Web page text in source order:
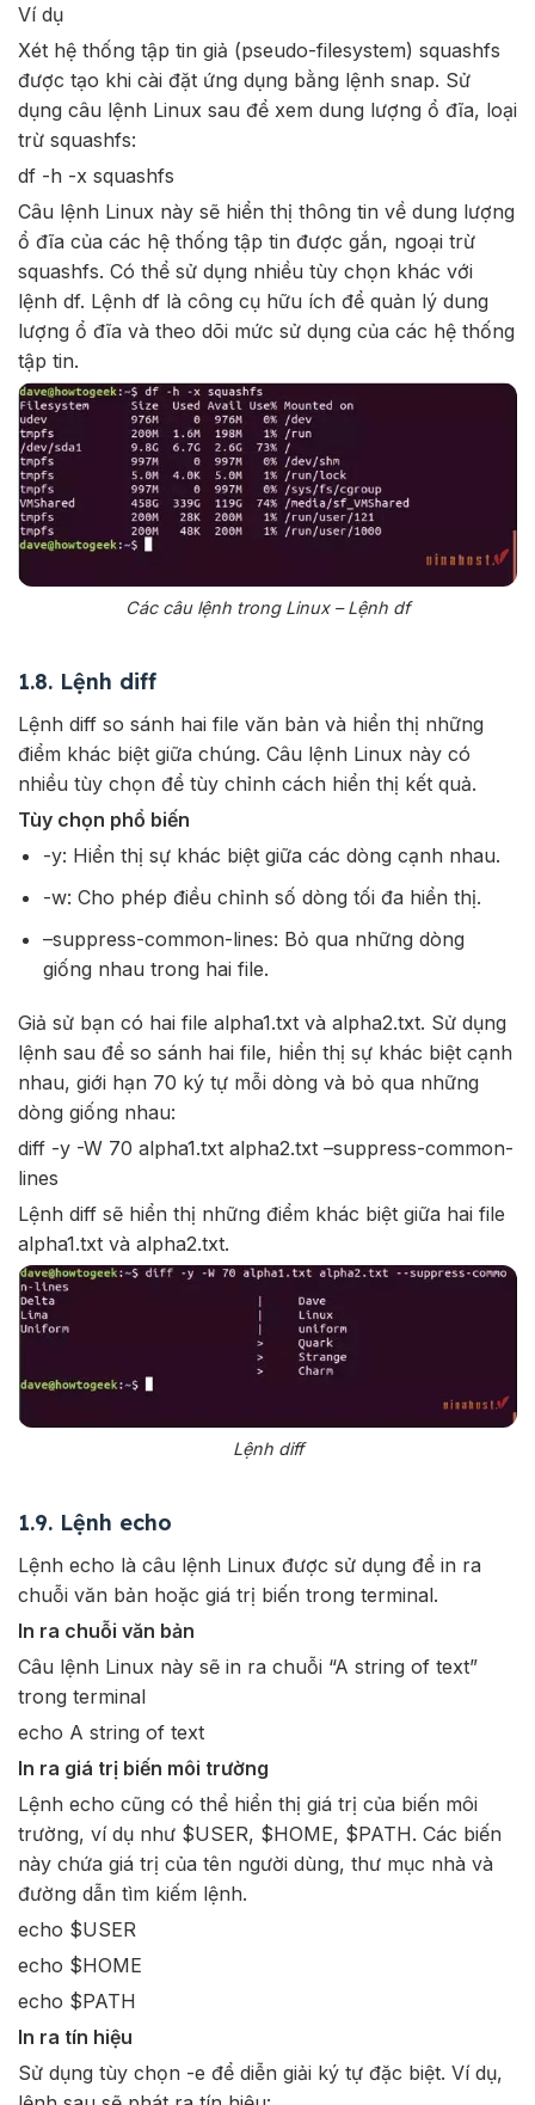
Ví dụ
Xét hệ thống tập tin giả (pseudo-filesystem) squashfs
được tạo khi cài đặt ứng dụng bằng lệnh snap. Sử
dụng câu lệnh Linux sau để xem dung lượng ổ đĩa, loại
trừ squashfs:
df -h -x squashfs
Câu lệnh Linux này sẽ hiển thị thông tin về dung lượng
ổ đĩa của các hệ thống tập tin được gắn, ngoại trừ
squashfs. Có thể sử dụng nhiều tùy chọn khác với
lệnh df. Lệnh df là công cụ hữu ích để quản lý dung
lượng ổ đĩa và theo dõi mức sử dụng của các hệ thống
tập tin.
Các câu lệnh trong Linux – Lệnh df
1.8. Lệnh diff
Lệnh diff so sánh hai file văn bản và hiển thị những
điểm khác biệt giữa chúng. Câu lệnh Linux này có
nhiều tùy chọn để tùy chỉnh cách hiển thị kết quả.
Tùy chọn phổ biến
-y: Hiển thị sự khác biệt giữa các dòng cạnh nhau.
-w: Cho phép điều chỉnh số dòng tối đa hiển thị.
–suppress-common-lines: Bỏ qua những dòng
giống nhau trong hai file.
Giả sử bạn có hai file alpha1.txt và alpha2.txt. Sử dụng
lệnh sau để so sánh hai file, hiển thị sự khác biệt cạnh
nhau, giới hạn 70 ký tự mỗi dòng và bỏ qua những
dòng giống nhau:
diff -y -W 70 alpha1.txt alpha2.txt –suppress-common-
lines
Lệnh diff sẽ hiển thị những điểm khác biệt giữa hai file
alpha1.txt và alpha2.txt.
Lệnh diff
1.9. Lệnh echo
Lệnh echo là câu lệnh Linux được sử dụng để in ra
chuỗi văn bản hoặc giá trị biến trong terminal.
In ra chuỗi văn bản
Câu lệnh Linux này sẽ in ra chuỗi “A string of text”
trong terminal
echo A string of text
In ra giá trị biến môi trường
Lệnh echo cũng có thể hiển thị giá trị của biến môi
trường, ví dụ như $USER, $HOME, $PATH. Các biến
này chứa giá trị của tên người dùng, thư mục nhà và
đường dẫn tìm kiếm lệnh.
echo $USER
echo $HOME
echo $PATH
In ra tín hiệu
Sử dụng tùy chọn -e để diễn giải ký tự đặc biệt. Ví dụ,